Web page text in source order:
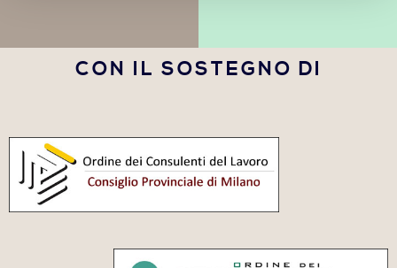
CON IL SOSTEGNO DI